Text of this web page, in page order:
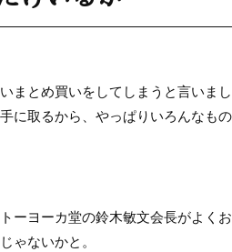
まとめ買いをしてしまうと言いま
に取るから、やっぱりいろんなも
ーヨーカ堂の鈴木敏文会長がよく
ゃないかと。